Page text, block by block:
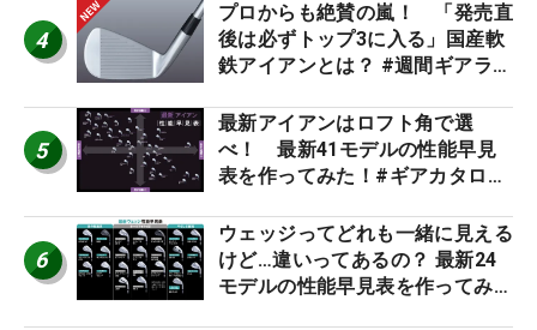
4
プロからも絶賛の嵐！ 「発売直
後は必ずトップ3に入る」国産軟
鉄アイアンとは？ #週間ギアラン
5
最新アイアンはロフト角で選
べ！ 最新41モデルの性能早見
表を作ってみた！#ギアカタログ
6
ウェッジってどれも一緒に見える
けど…違いってあるの？ 最新24
モデルの性能早見表を作ってみ